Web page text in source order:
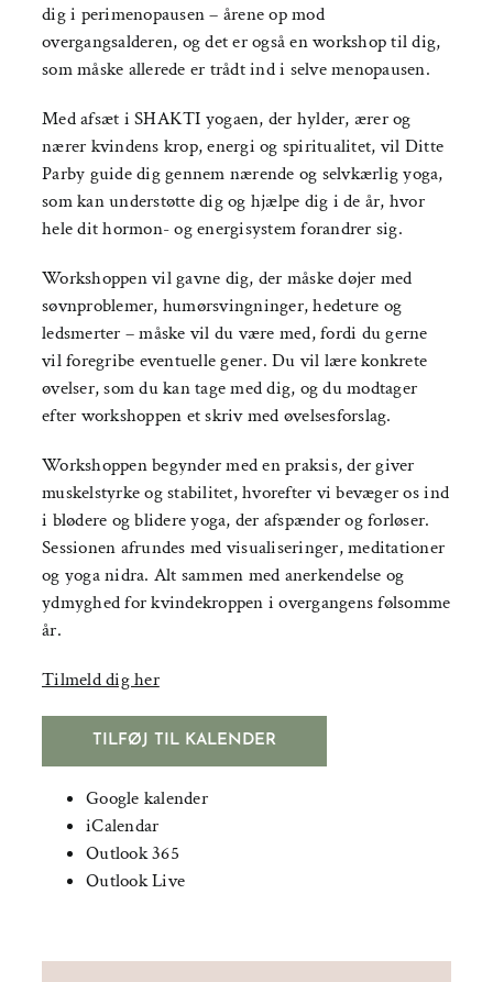
dig i perimenopausen – årene op mod
overgangsalderen, og det er også en workshop til dig,
som måske allerede er trådt ind i selve menopausen.
Med afsæt i SHAKTI yogaen, der hylder, ærer og
nærer kvindens krop, energi og spiritualitet, vil Ditte
Parby guide dig gennem nærende og selvkærlig yoga,
som kan understøtte dig og hjælpe dig i de år, hvor
hele dit hormon- og energisystem forandrer sig.
Workshoppen vil gavne dig, der måske døjer med
søvnproblemer, humørsvingninger, hedeture og
ledsmerter – måske vil du være med, fordi du gerne
vil foregribe eventuelle gener. Du vil lære konkrete
øvelser, som du kan tage med dig, og du modtager
efter workshoppen et skriv med øvelsesforslag.
Workshoppen begynder med en praksis, der giver
muskelstyrke og stabilitet, hvorefter vi bevæger os ind
i blødere og blidere yoga, der afspænder og forløser.
Sessionen afrundes med visualiseringer, meditationer
og yoga nidra. Alt sammen med anerkendelse og
ydmyghed for kvindekroppen i overgangens følsomme
år.
Tilmeld dig her
TILFØJ TIL KALENDER
Google kalender
iCalendar
Outlook 365
Outlook Live